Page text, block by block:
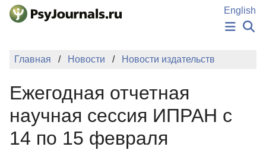
Перейти к основному содержанию
English
НОВОСТИ
ПОДАТЬ РУКОПИСЬ
БАЗА ЗНАНИЙ
КЛЮЧЕВЫЕ СЛОВА
Регистрация
Главная Новости Новости издательств
Ежегодная отчетная
научная сессия ИПРАН с
14 по 15 февраля